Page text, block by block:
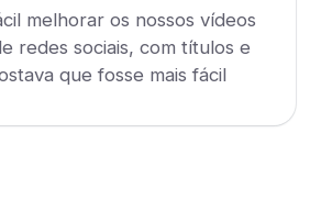
melhorar os nossos vídeos
redes sociais, com títulos e
que fosse mais fácil